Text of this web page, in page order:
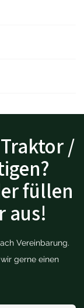
/
füllen
aus!
Vereinbarung.
gerne einen